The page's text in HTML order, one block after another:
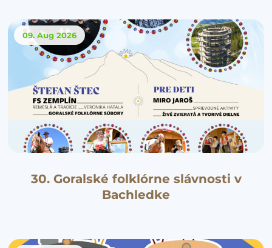
09. Aug 2026
30. Goralské folklórne slávnosti v
Bachledke